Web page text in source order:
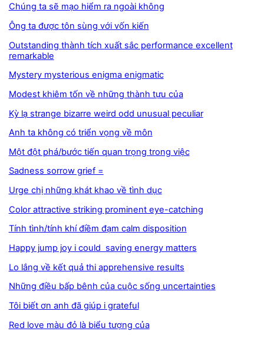
Chúng ta sẽ mạo hiểm ra ngoài không
Ông ta được tôn sùng với vốn kiến
Outstanding thành tích xuất sắc performance excellent
remarkable
Mystery mysterious enigma enigmatic
Modest khiêm tốn về những thành tựu của
Kỳ lạ strange bizarre weird odd unusual peculiar
Anh ta không có triển vọng về môn
Một đột phá/bước tiến quan trọng trong việc
Sadness sorrow grief =
Urge chị những khát khao về tình dục
Color attractive striking prominent eye-catching
Tính tình/tính khí điềm đạm calm disposition
Happy jump joy i could saving energy matters
Lo lắng về kết quả thi apprehensive results
Những điều bấp bênh của cuộc sống uncertainties
Tôi biết ơn anh đã giúp i grateful
Red love màu đỏ là biểu tượng của